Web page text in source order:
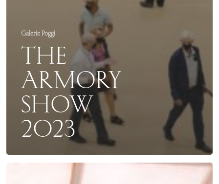
Galerie Poggi
THE
ARMORY
SHOW
2023